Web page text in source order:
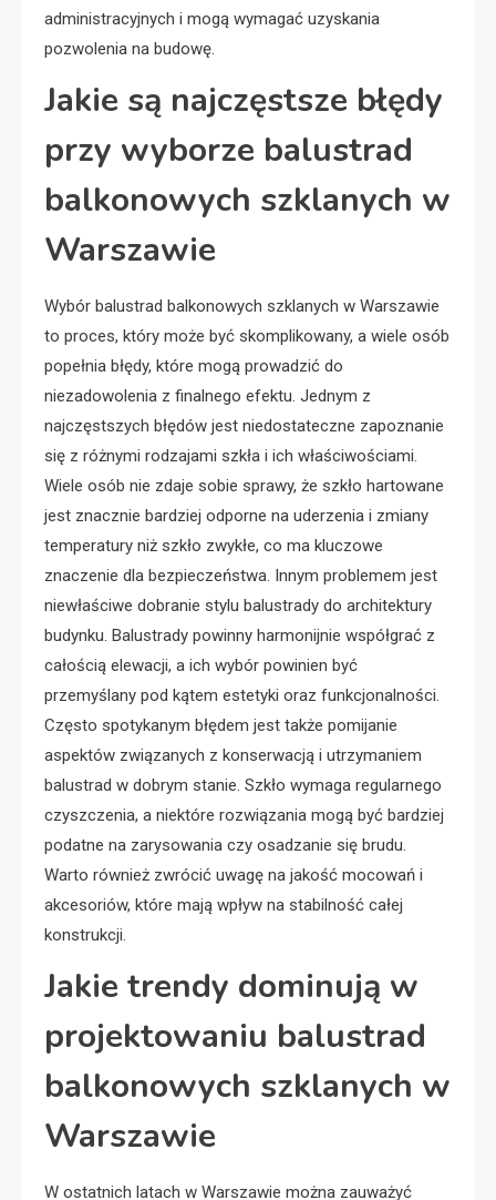
administracyjnych i mogą wymagać uzyskania
pozwolenia na budowę.
Jakie są najczęstsze błędy
przy wyborze balustrad
balkonowych szklanych w
Warszawie
Wybór balustrad balkonowych szklanych w Warszawie
to proces, który może być skomplikowany, a wiele osób
popełnia błędy, które mogą prowadzić do
niezadowolenia z finalnego efektu. Jednym z
najczęstszych błędów jest niedostateczne zapoznanie
się z różnymi rodzajami szkła i ich właściwościami.
Wiele osób nie zdaje sobie sprawy, że szkło hartowane
jest znacznie bardziej odporne na uderzenia i zmiany
temperatury niż szkło zwykłe, co ma kluczowe
znaczenie dla bezpieczeństwa. Innym problemem jest
niewłaściwe dobranie stylu balustrady do architektury
budynku. Balustrady powinny harmonijnie współgrać z
całością elewacji, a ich wybór powinien być
przemyślany pod kątem estetyki oraz funkcjonalności.
Często spotykanym błędem jest także pomijanie
aspektów związanych z konserwacją i utrzymaniem
balustrad w dobrym stanie. Szkło wymaga regularnego
czyszczenia, a niektóre rozwiązania mogą być bardziej
podatne na zarysowania czy osadzanie się brudu.
Warto również zwrócić uwagę na jakość mocowań i
akcesoriów, które mają wpływ na stabilność całej
konstrukcji.
Jakie trendy dominują w
projektowaniu balustrad
balkonowych szklanych w
Warszawie
W ostatnich latach w Warszawie można zauważyć